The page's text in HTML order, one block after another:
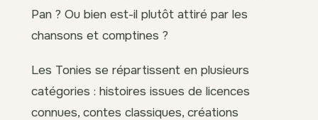
Pan ? Ou bien est-il plutôt attiré par les
chansons et comptines ?
Les Tonies se répartissent en plusieurs
catégories : histoires issues de licences
connues, contes classiques, créations